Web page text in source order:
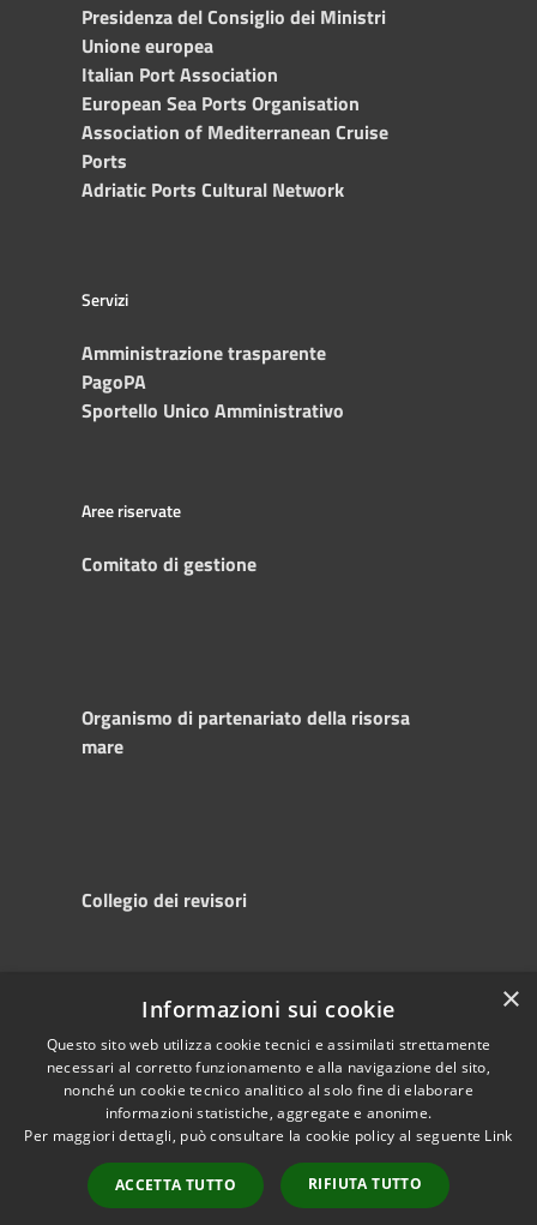
Presidenza del Consiglio dei Ministri
Unione europea
Italian Port Association
European Sea Ports Organisation
Association of Mediterranean Cruise
Ports
Adriatic Ports Cultural Network
Servizi
Amministrazione trasparente
PagoPA
Sportello Unico Amministrativo
Aree riservate
Comitato di gestione
Organismo di partenariato della risorsa
mare
Collegio dei revisori
Accessibility
Privacy
Cookie
Sitemap
Copyright © 2025
Autorità di
Sistema Portuale
del Mare Adriatico
Centrale
Powered by
Municipium
Accesso redazione
×
Informazioni sui cookie
Questo sito web utilizza cookie tecnici e assimilati strettamente
necessari al corretto funzionamento e alla navigazione del sito,
nonché un cookie tecnico analitico al solo fine di elaborare
informazioni statistiche, aggregate e anonime.
Per maggiori dettagli, può consultare la cookie policy al seguente Link
ACCETTA TUTTO RIFIUTA TUTTO